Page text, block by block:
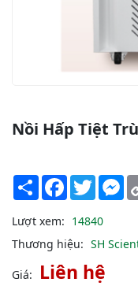
Nồi Hấp Tiệt
Share Facebook
Twitter
Lượt xem: 14840
Thương hiệu: SH
Giá: Liên hệ